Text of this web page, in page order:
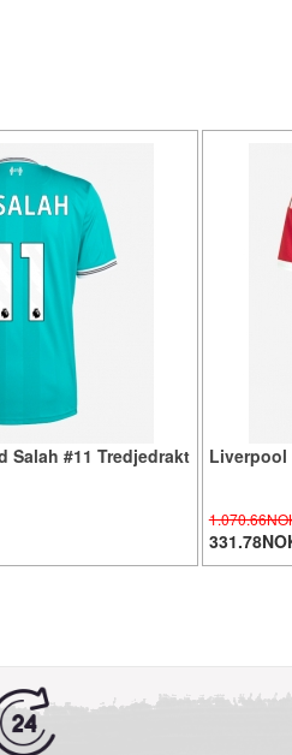
Salah #11 Tredjedrakt Liverpool